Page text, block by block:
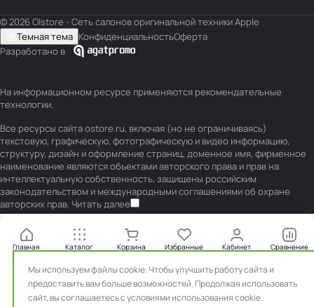
© 2026 O|store - Сеть салонов оригинальной техники Apple
Темная тема КонфиденциальностьОферта
Разработано в
На информационном ресурсе применяются рекомендательные
технологии.
Все ресурсы сайта ostore.ru, включая (но не ограничиваясь)
текстовую, графическую, фотографическую и видео информацию,
структуру, дизайн и оформление страниц, доменное имя, фирменное
наименование являются объектами авторского права и прав на
интеллектуальную собственность, защищены российским
законодательством и международными соглашениями об охране
авторских прав. Читать далее
Мы используем файлы cookie. Чтобы улучшить работу сайта и
предоставить вам больше возможностей. Продолжая использовать
сайт, высоглашаетесь с условиями использования cookie.
Главная Каталог Корзина Избранные Кабинет Сравнение